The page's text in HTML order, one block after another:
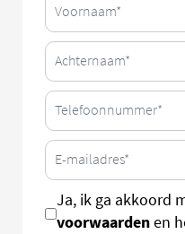
Ja, ik ga akkoord
voorwaardenen